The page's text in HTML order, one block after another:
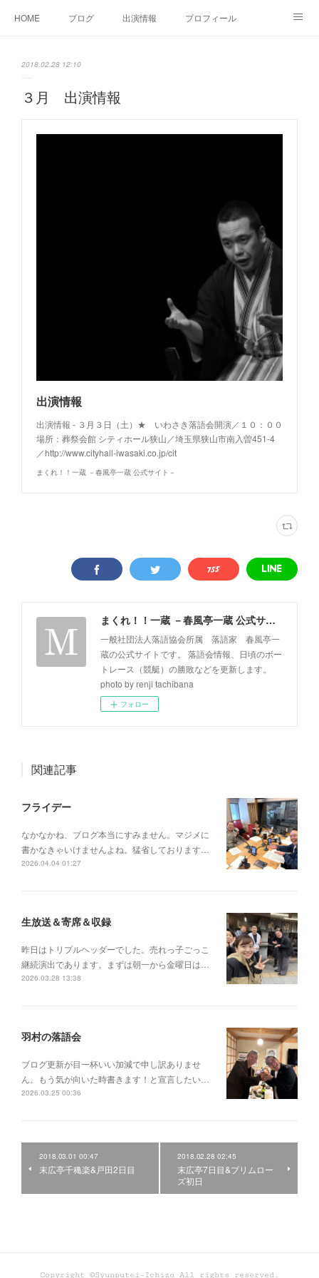
HOME ブログ 出演情報 プロフィール
2018.02.28 12:10
３月 出演情報
出演情報
出演情報 - ３月３日（土）★ いわさき落語会開演／１０：００
場所：葬祭会館 シティホール狭山／埼玉県狭山市南入曽451-4
／http://www.cityhall-iwasaki.co.jp/cit
まくれ！！一蔵 －春風亭一蔵 公式サイト－
まくれ！！一蔵 －春風亭一蔵 公式サイト－
一般社団法人落語協会所属 落語家 春風亭一
蔵の公式サイトです。 落語会情報、日頃のボー
トレース（競艇）の勝敗などを更新します。
photo by renji tachibana
フォロー
関連記事
フライデー
なかなかね、ブログ本当にすみません。マジメに
書かなきゃいけませんよね。猛省しております…
2026.04.04 01:27
生放送＆寄席＆収録
昨日はトリプルヘッダーでした。売れっ子ごっこ
継続演出であります。まずは朝一から金曜日は…
2026.03.28 13:38
羽村の落語会
ブログ更新が目一杯いい加減で申し訳ありませ
ん。もう気が向いた時書きます！と宣言したい…
2026.03.25 00:36
2018.03.01 00:47
末広亭千穐楽&戸田2日目
2018.02.28 02:45
末広亭7日目&プリムロー
ズ初日
Copyright ©Syunputei-Ichizo All rights reserved.